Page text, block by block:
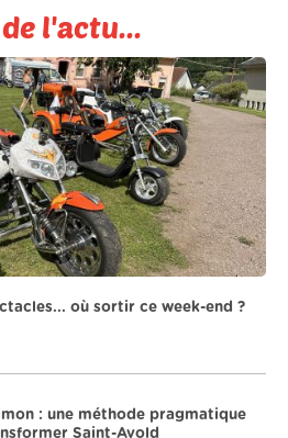
l'actu...
où sortir ce week-end ?
: une méthode pragmatique
Saint-Avold